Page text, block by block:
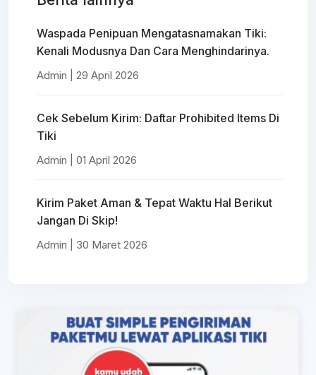
Waspada Penipuan Mengatasnamakan Tiki:
Kenali Modusnya Dan Cara Menghindarinya.
Admin | 29 April 2026
Cek Sebelum Kirim: Daftar Prohibited Items Di
Tiki
Admin | 01 April 2026
Kirim Paket Aman & Tepat Waktu Hal Berikut
Jangan Di Skip!
Admin | 30 Maret 2026